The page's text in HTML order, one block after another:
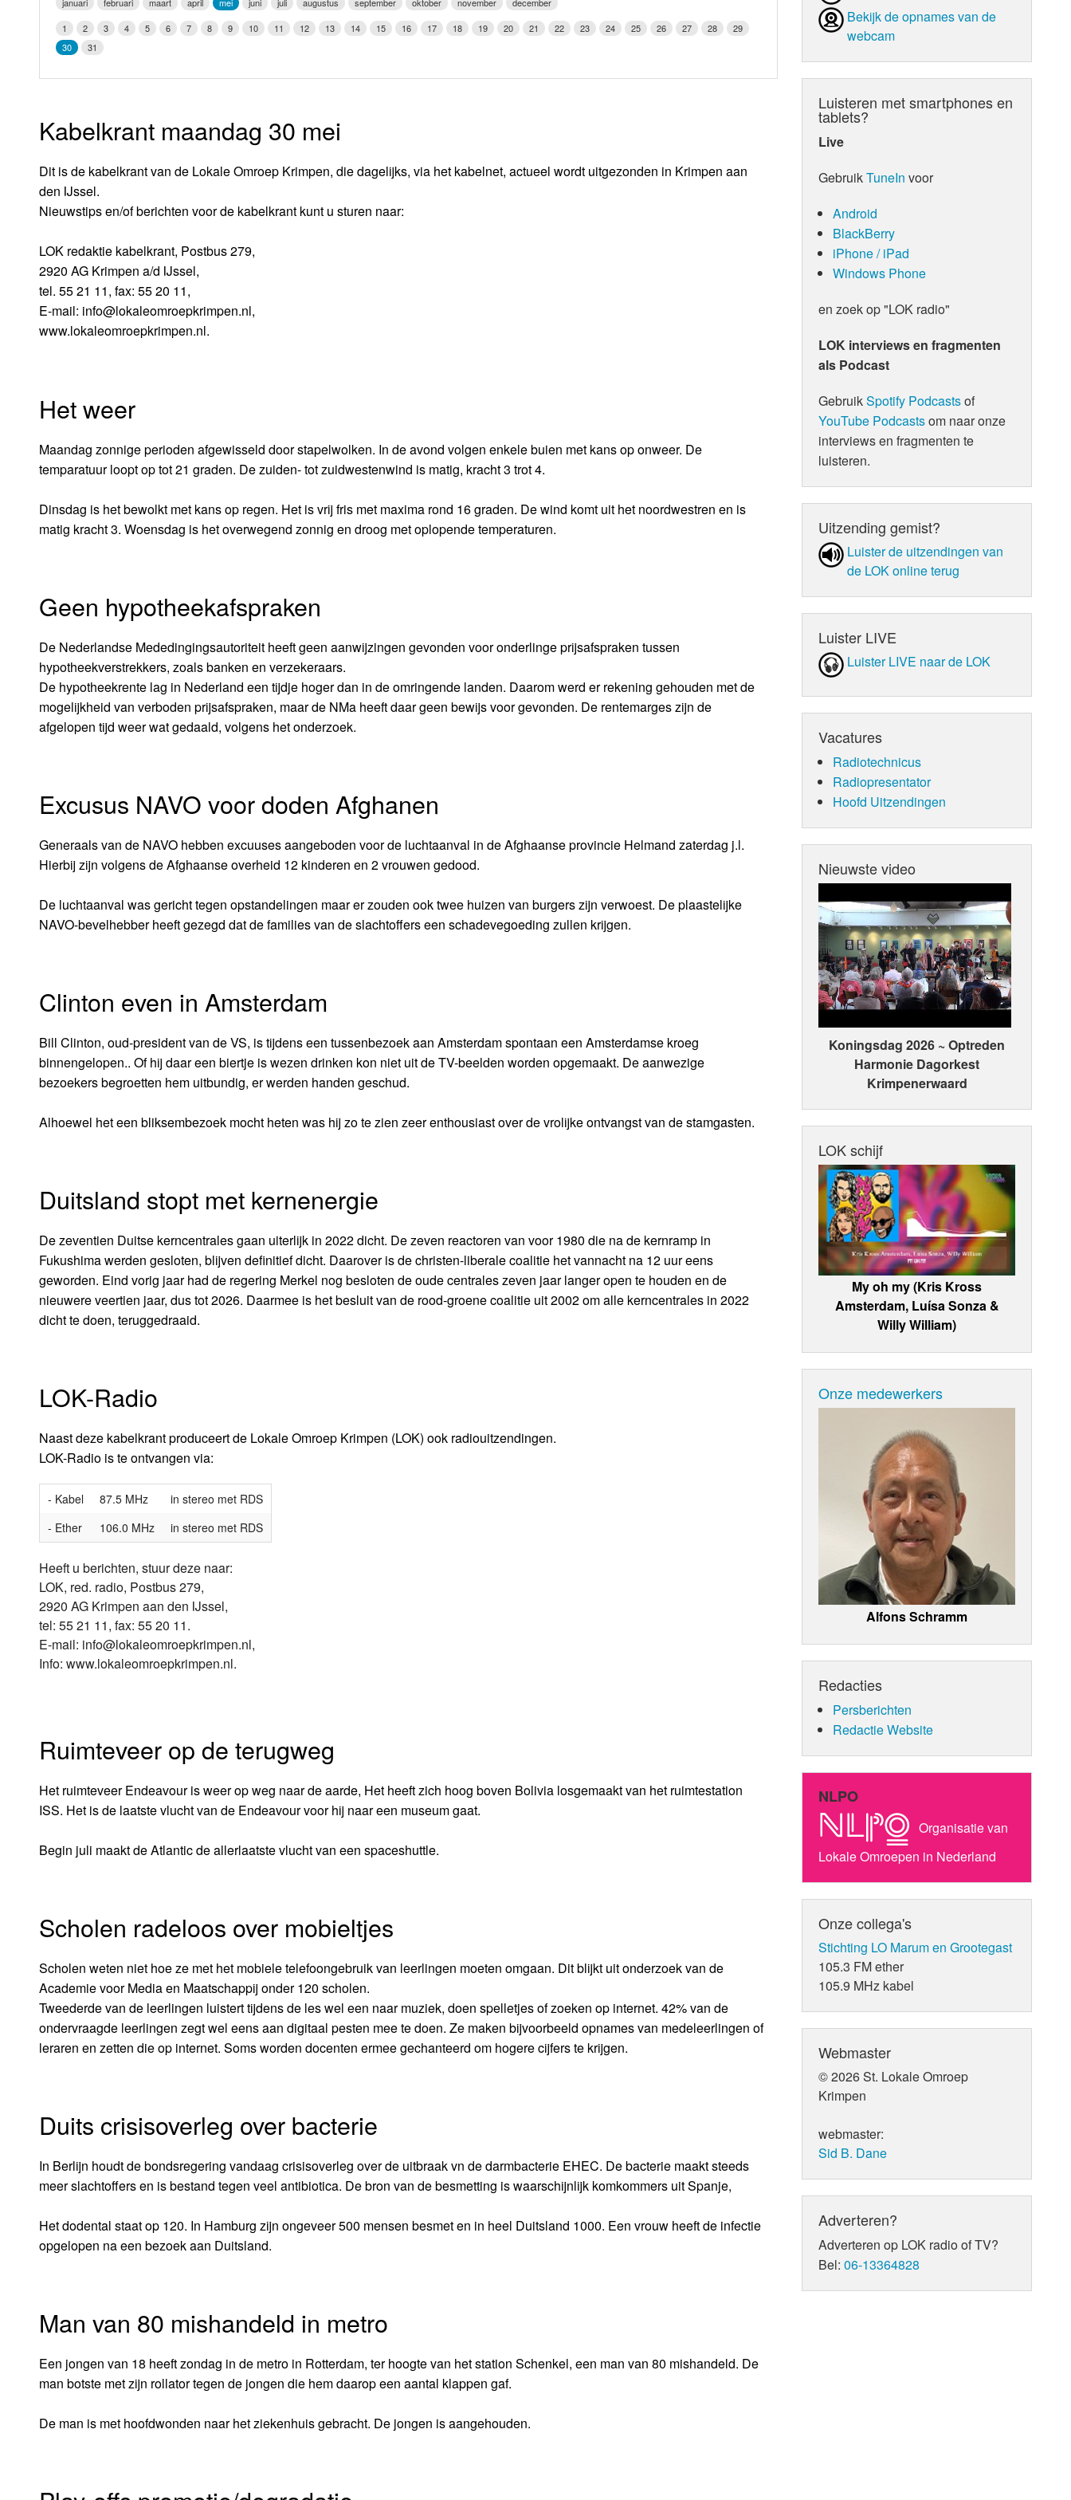
Vrijdag
LOK schijf
Oude LOK programma's
Weerman
1
2 3 4 5 6 7 8 9 10 11 12 13 14 15 16 17 18 19 20 21 22 23 24 25 26 27 28
29
30
31
Kabelkrant maandag 30 mei
Dit is de kabelkrant van de Lokale Omroep Krimpen, die dagelijks, via het kabelnet, actueel wordt uitgezonden in Krimpen aan
den IJssel.
Nieuwstips en/of berichten voor de kabelkrant kunt u sturen naar:
LOK redaktie kabelkrant, Postbus 279,
2920 AG Krimpen a/d IJssel,
tel. 55 21 11, fax: 55 20 11,
E-mail: info@lokaleomroepkrimpen.nl,
www.lokaleomroepkrimpen.nl.
Het weer
Maandag zonnige perioden afgewisseld door stapelwolken. In de avond volgen enkele buien met kans op onweer. De
temparatuur loopt op tot 21 graden. De zuiden- tot zuidwestenwind is matig, kracht 3 trot 4.
Dinsdag is het bewolkt met kans op regen. Het is vrij fris met maxima rond 16 graden. De wind komt uit het noordwestren en is
matig kracht 3. Woensdag is het overwegend zonnig en droog met oplopende temperaturen.
Geen hypotheekafspraken
De Nederlandse Mededingingsautoriteit heeft geen aanwijzingen gevonden voor onderlinge prijsafspraken tussen
hypotheekverstrekkers, zoals banken en verzekeraars.
De hypotheekrente lag in Nederland een tijdje hoger dan in de omringende landen. Daarom werd er rekening gehouden met de
mogelijkheid van verboden prijsafspraken, maar de NMa heeft daar geen bewijs voor gevonden. De rentemarges zijn de
afgelopen tijd weer wat gedaald, volgens het onderzoek.
Excusus NAVO voor doden Afghanen
Generaals van de NAVO hebben excuuses aangeboden voor de luchtaanval in de Afghaanse provincie Helmand zaterdag j.l.
Hierbij zijn volgens de Afghaanse overheid 12 kinderen en 2 vrouwen gedood.
De luchtaanval was gericht tegen opstandelingen maar er zouden ook twee huizen van burgers zijn verwoest. De plaastelijke
NAVO-bevelhebber heeft gezegd dat de families van de slachtoffers een schadevegoeding zullen krijgen.
Clinton even in Amsterdam
Bill Clinton, oud-president van de VS, is tijdens een tussenbezoek aan Amsterdam spontaan een Amsterdamse kroeg
binnengelopen.. Of hij daar een biertje is wezen drinken kon niet uit de TV-beelden worden opgemaakt. De aanwezige
bezoekers begroetten hem uitbundig, er werden handen geschud.
Alhoewel het een bliksembezoek mocht heten was hij zo te zien zeer enthousiast over de vrolijke ontvangst van de stamgasten.
Duitsland stopt met kernenergie
De zeventien Duitse kerncentrales gaan uiterlijk in 2022 dicht. De zeven reactoren van voor 1980 die na de kernramp in
Fukushima werden gesloten, blijven definitief dicht. Daarover is de christen-liberale coalitie het vannacht na 12 uur eens
geworden. Eind vorig jaar had de regering Merkel nog besloten de oude centrales zeven jaar langer open te houden en de
nieuwere veertien jaar, dus tot 2026. Daarmee is het besluit van de rood-groene coalitie uit 2002 om alle kerncentrales in 2022
dicht te doen, teruggedraaid.
LOK-Radio
Naast deze kabelkrant produceert de Lokale Omroep Krimpen (LOK) ook radiouitzendingen.
LOK-Radio is te ontvangen via:
- Kabel 87.5 MHz
in stereo met RDS
- Ether
106.0 MHz in stereo met RDS
Heeft u berichten, stuur deze naar:
LOK, red. radio, Postbus 279,
2920 AG Krimpen aan den IJssel,
tel: 55 21 11, fax: 55 20 11.
E-mail: info@lokaleomroepkrimpen.nl,
Info: www.lokaleomroepkrimpen.nl.
Ruimteveer op de terugweg
Het ruimteveer Endeavour is weer op weg naar de aarde, Het heeft zich hoog boven Bolivia losgemaakt van het ruimtestation
ISS. Het is de laatste vlucht van de Endeavour voor hij naar een museum gaat.
Begin juli maakt de Atlantic de allerlaatste vlucht van een spaceshuttle.
Scholen radeloos over mobieltjes
Scholen weten niet hoe ze met het mobiele telefoongebruik van leerlingen moeten omgaan. Dit blijkt uit onderzoek van de
Academie voor Media en Maatschappij onder 120 scholen.
Tweederde van de leerlingen luistert tijdens de les wel een naar muziek, doen spelletjes of zoeken op internet. 42% van de
ondervraagde leerlingen zegt wel eens aan digitaal pesten mee te doen. Ze maken bijvoorbeeld opnames van medeleerlingen of
leraren en zetten die op internet. Soms worden docenten ermee gechanteerd om hogere cijfers te krijgen.
Duits crisisoverleg over bacterie
In Berlijn houdt de bondsregering vandaag crisisoverleg over de uitbraak vn de darmbacterie EHEC. De bacterie maakt steeds
meer slachtoffers en is bestand tegen veel antibiotica. De bron van de besmetting is waarschijnlijk komkommers uit Spanje,
Het dodental staat op 120. In Hamburg zijn ongeveer 500 mensen besmet en in heel Duitsland 1000. Een vrouw heeft de infectie
opgelopen na een bezoek aan Duitsland.
Man van 80 mishandeld in metro
Een jongen van 18 heeft zondag in de metro in Rotterdam, ter hoogte van het station Schenkel, een man van 80 mishandeld. De
man botste met zijn rollator tegen de jongen die hem daarop een aantal klappen gaf.
De man is met hoofdwonden naar het ziekenhuis gebracht. De jongen is aangehouden.
Bekijk de opnames van de
webcam
Luisteren met smartphones en
tablets?
Live
GebruikTuneIn voor
Android
BlackBerry
iPhone / iPad
Windows Phone
en zoek op "LOK radio"
LOK interviews en fragmenten
als Podcast
GebruikSpotify Podcastsof
YouTube Podcastsom naar onze
interviews en fragmenten te
luisteren.
Uitzending gemist?
Luister de uit­zen­din­gen van
de LOK online terug
Luister LIVE
Luister LIVE naar de LOK
Vacatures
Radiotechnicus
Radiopresentator
Hoofd Uitzendingen
Nieuwste video
Koningsdag 2026 ~ Optreden
Harmonie Dagorkest
Krimpenerwaard
LOK schijf
My oh my (Kris Kross
Amsterdam, Luísa Sonza &
Willy William)
Onze medewerkers
Alfons Schramm
Redacties
Persberichten
Redactie Website
NLPO
Organisatie van
Lokale Omroepen in Nederland
Onze collega's
Stichting LO Marum en Grootegast
105.3 FM ether
105.9 MHz kabel
Webmaster
© 2026 St. Lokale Omroep
Krimpen
webmaster:
Sid B. Dane
Adverteren?
Adverteren op LOK radio of TV?
Bel:06-13364828